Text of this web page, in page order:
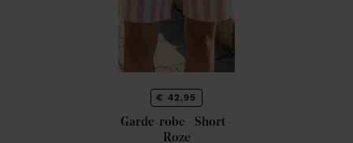
€ 42,95
Garde-robe - Short -
Roze